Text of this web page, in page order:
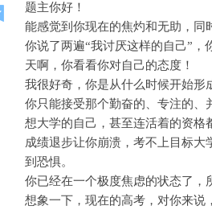
题主你好！
能感觉到你现在的焦灼和无助，同
你说了两遍“我讨厌这样的自己”，
天啊，你看看你对自己的态度！
我很好奇，你是从什么时候开始形
你只能接受那个勤奋的、专注的、
想大学的自己，甚至连活着的资格
成绩退步让你崩溃，考不上目标
到恐惧。
你已经在一个极度焦虑的状态了，
想象一下，现在的高考，对你来说